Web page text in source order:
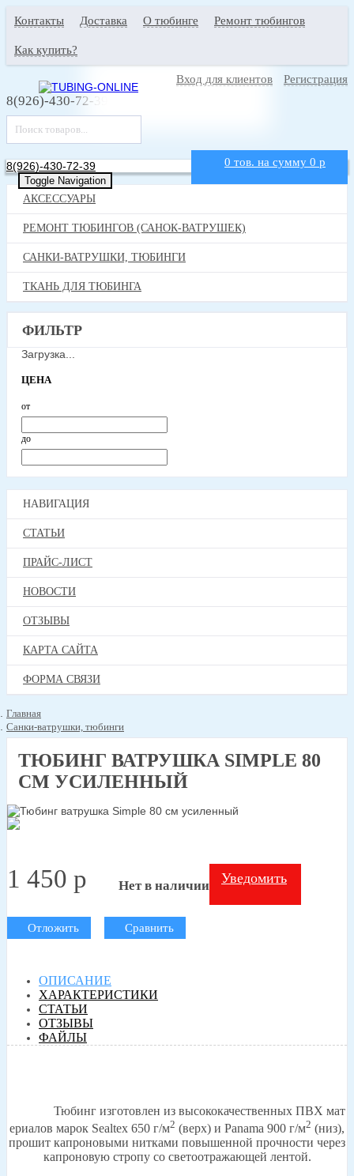
Контакты Доставка О тюбинге Ремонт тюбингов
Как купить?
Вход для клиентов Регистрация
8(926)-430-72-39
0 тов. на сумму 0 p
8(926)-430-72-39
Toggle Navigation
АКСЕССУАРЫ
РЕМОНТ ТЮБИНГОВ (САНОК-ВАТРУШЕК)
САНКИ-ВАТРУШКИ, ТЮБИНГИ
ТКАНЬ ДЛЯ ТЮБИНГА
ФИЛЬТР
Загрузка...
ЦЕНА
от
до
НАВИГАЦИЯ
СТАТЬИ
ПРАЙС-ЛИСТ
НОВОСТИ
ОТЗЫВЫ
КАРТА САЙТА
ФОРМА СВЯЗИ
Главная
Санки-ватрушки, тюбинги
ТЮБИНГ ВАТРУШКА SIMPLE 80
СМ УСИЛЕННЫЙ
1 450 p Нет в наличии Уведомить
Отложить Сравнить
ОПИСАНИЕ
ХАРАКТЕРИСТИКИ
СТАТЬИ
ОТЗЫВЫ
ФАЙЛЫ
Тюбинг изготовлен из высококачественных ПВХ мат
ериалов марок Sealtex 650 г/м2 (верх) и Panama 900 г/м2 (низ),
прошит капроновыми нитками повышенной прочности через
капроновую стропу со светоотражающей лентой.